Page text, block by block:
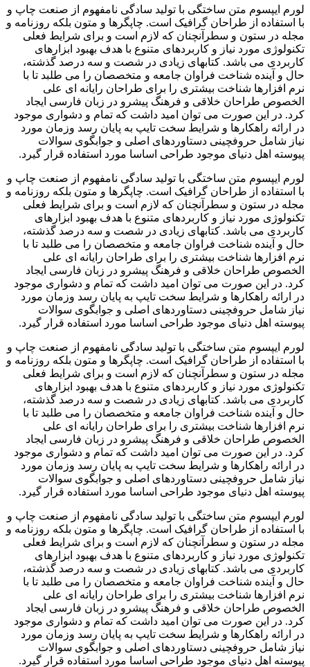
لورم ایپسوم متن ساختگی با تولید سادگی نامفهوم از صنعت چاپ و
با استفاده از طراحان گرافیک است. چاپگرها و متون بلکه روزنامه و
مجله در ستون و سطرآنچنان که لازم است و برای شرایط فعلی
تکنولوژی مورد نیاز و کاربردهای متنوع با هدف بهبود ابزارهای
کاربردی می باشد. کتابهای زیادی در شصت و سه درصد گذشته،
حال و آینده شناخت فراوان جامعه و متخصصان را می طلبد تا با
نرم افزارها شناخت بیشتری را برای طراحان رایانه ای علی
الخصوص طراحان خلاقی و فرهنگ پیشرو در زبان فارسی ایجاد
کرد. در این صورت می توان امید داشت که تمام و دشواری موجود
در ارائه راهکارها و شرایط سخت تایپ به پایان رسد وزمان مورد
نیاز شامل حروفچینی دستاوردهای اصلی و جوابگوی سوالات
پیوسته اهل دنیای موجود طراحی اساسا مورد استفاده قرار گیرد.
لورم ایپسوم متن ساختگی با تولید سادگی نامفهوم از صنعت چاپ و
با استفاده از طراحان گرافیک است. چاپگرها و متون بلکه روزنامه و
مجله در ستون و سطرآنچنان که لازم است و برای شرایط فعلی
تکنولوژی مورد نیاز و کاربردهای متنوع با هدف بهبود ابزارهای
کاربردی می باشد. کتابهای زیادی در شصت و سه درصد گذشته،
حال و آینده شناخت فراوان جامعه و متخصصان را می طلبد تا با
نرم افزارها شناخت بیشتری را برای طراحان رایانه ای علی
الخصوص طراحان خلاقی و فرهنگ پیشرو در زبان فارسی ایجاد
کرد. در این صورت می توان امید داشت که تمام و دشواری موجود
در ارائه راهکارها و شرایط سخت تایپ به پایان رسد وزمان مورد
نیاز شامل حروفچینی دستاوردهای اصلی و جوابگوی سوالات
پیوسته اهل دنیای موجود طراحی اساسا مورد استفاده قرار گیرد.
لورم ایپسوم متن ساختگی با تولید سادگی نامفهوم از صنعت چاپ و
با استفاده از طراحان گرافیک است. چاپگرها و متون بلکه روزنامه و
مجله در ستون و سطرآنچنان که لازم است و برای شرایط فعلی
تکنولوژی مورد نیاز و کاربردهای متنوع با هدف بهبود ابزارهای
کاربردی می باشد. کتابهای زیادی در شصت و سه درصد گذشته،
حال و آینده شناخت فراوان جامعه و متخصصان را می طلبد تا با
نرم افزارها شناخت بیشتری را برای طراحان رایانه ای علی
الخصوص طراحان خلاقی و فرهنگ پیشرو در زبان فارسی ایجاد
کرد. در این صورت می توان امید داشت که تمام و دشواری موجود
در ارائه راهکارها و شرایط سخت تایپ به پایان رسد وزمان مورد
نیاز شامل حروفچینی دستاوردهای اصلی و جوابگوی سوالات
پیوسته اهل دنیای موجود طراحی اساسا مورد استفاده قرار گیرد.
لورم ایپسوم متن ساختگی با تولید سادگی نامفهوم از صنعت چاپ و
با استفاده از طراحان گرافیک است. چاپگرها و متون بلکه روزنامه و
مجله در ستون و سطرآنچنان که لازم است و برای شرایط فعلی
تکنولوژی مورد نیاز و کاربردهای متنوع با هدف بهبود ابزارهای
کاربردی می باشد. کتابهای زیادی در شصت و سه درصد گذشته،
حال و آینده شناخت فراوان جامعه و متخصصان را می طلبد تا با
نرم افزارها شناخت بیشتری را برای طراحان رایانه ای علی
الخصوص طراحان خلاقی و فرهنگ پیشرو در زبان فارسی ایجاد
کرد. در این صورت می توان امید داشت که تمام و دشواری موجود
در ارائه راهکارها و شرایط سخت تایپ به پایان رسد وزمان مورد
نیاز شامل حروفچینی دستاوردهای اصلی و جوابگوی سوالات
پیوسته اهل دنیای موجود طراحی اساسا مورد استفاده قرار گیرد.